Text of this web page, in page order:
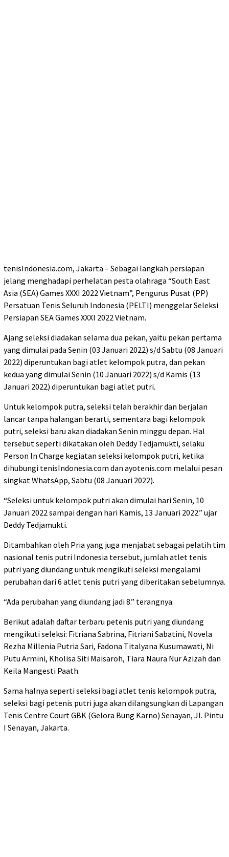
tenisIndonesia.com, Jakarta – Sebagai langkah persiapan
jelang menghadapi perhelatan pesta olahraga “South East
Asia (SEA) Games XXXI 2022 Vietnam”, Pengurus Pusat (PP)
Persatuan Tenis Seluruh Indonesia (PELTI) menggelar Seleksi
Persiapan SEA Games XXXI 2022 Vietnam.
Ajang seleksi diadakan selama dua pekan, yaitu pekan pertama
yang dimulai pada Senin (03 Januari 2022) s/d Sabtu (08 Januari
2022) diperuntukan bagi atlet kelompok putra, dan pekan
kedua yang dimulai Senin (10 Januari 2022) s/d Kamis (13
Januari 2022) diperuntukan bagi atlet putri.
Untuk kelompok putra, seleksi telah berakhir dan berjalan
lancar tanpa halangan berarti, sementara bagi kelompok
putri, seleksi baru akan diadakan Senin minggu depan. Hal
tersebut seperti dikatakan oleh Deddy Tedjamukti, selaku
Person In Charge kegiatan seleksi kelompok putri, ketika
dihubungi tenisIndonesia.com dan ayotenis.com melalui pesan
singkat WhatsApp, Sabtu (08 Januari 2022).
“Seleksi untuk kelompok putri akan dimulai hari Senin, 10
Januari 2022 sampai dengan hari Kamis, 13 Januari 2022.” ujar
Deddy Tedjamukti.
Ditambahkan oleh Pria yang juga menjabat sebagai pelatih tim
nasional tenis putri Indonesia tersebut, jumlah atlet tenis
putri yang diundang untuk mengikuti seleksi mengalami
perubahan dari 6 atlet tenis putri yang diberitakan sebelumnya.
“Ada perubahan yang diundang jadi 8.” terangnya.
Berikut adalah daftar terbaru petenis putri yang diundang
mengikuti seleksi: Fitriana Sabrina, Fitriani Sabatini, Novela
Rezha Millenia Putria Sari, Fadona Titalyana Kusumawati, Ni
Putu Armini, Kholisa Siti Maisaroh, Tiara Naura Nur Azizah dan
Keila Mangesti Paath.
Sama halnya seperti seleksi bagi atlet tenis kelompok putra,
seleksi bagi petenis putri juga akan dilangsungkan di Lapangan
Tenis Centre Court GBK (Gelora Bung Karno) Senayan, Jl. Pintu
I Senayan, Jakarta.